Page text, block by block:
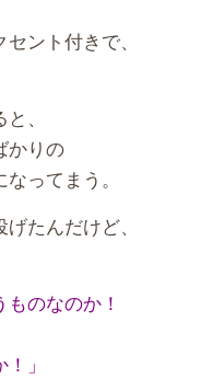
ント付きで、
、
かりの
ってまう。
たんだけど、
のなのか！
」